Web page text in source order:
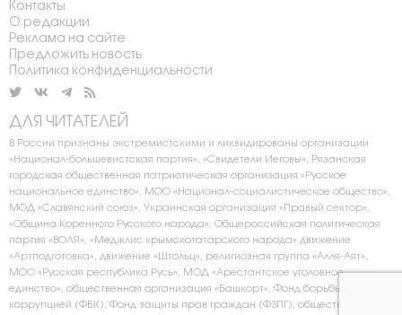
Контакты
О редакции
Реклама на сайте
Предложить новость
Политика конфиденциальности
ДЛЯ ЧИТАТЕЛЕЙ
В России признаны экстремистскими и ликвидированы организации
«Национал-большевистская партия», «Свидетели Иеговы», Рязанская
городская общественная патриотическая организация «Русское
национальное единство», МОО «Национал-социалистическое общество»,
МОД «Славянский союз», Украинская организация «Правый сектор»,
«Община Коренного Русского народа», Общероссийская политическая
партия «ВОЛЯ», «Меджлис крымскотатарского народа» движение
«Артподготовка», движение «Штольц», религиозная группа «Алля-Аят»,
МОО «Русская республика Русь», МОД «Арестантское уголовное
единство», общественная организация «Башкорт», Фонд борьбы с
коррупцией (ФБК), Фонд защиты прав граждан (ФЗПГ), общественное